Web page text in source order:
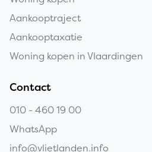
Aankooptraject
Aankooptaxatie
Woning kopen in Vlaardingen
Contact
010 - 460 19 00
WhatsApp
info@vlietlanden.info